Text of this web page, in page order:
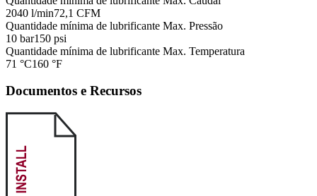
2040 l/min72,1 CFM
Quantidade mínima de lubrificante Max. Pressão
10 bar150 psi
Quantidade mínima de lubrificante Max. Temperatura
71 °C160 °F
Documentos e Recursos